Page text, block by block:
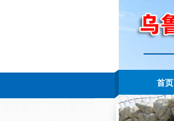
首页